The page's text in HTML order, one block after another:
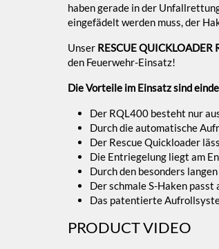
haben gerade in der
eingefädelt werden muss, der
Unser RESCUE QUICKLOADER
den Feuerwehr-Einsatz!
Die Vorteile im Einsatz sind
Der RQL400 besteht nur
Durch die automatische
Der Rescue Quickloader
Die Entriegelung liegt am
Durch den besonders
Der schmale S-Haken
Das patentierte
PRODUCT VIDEO